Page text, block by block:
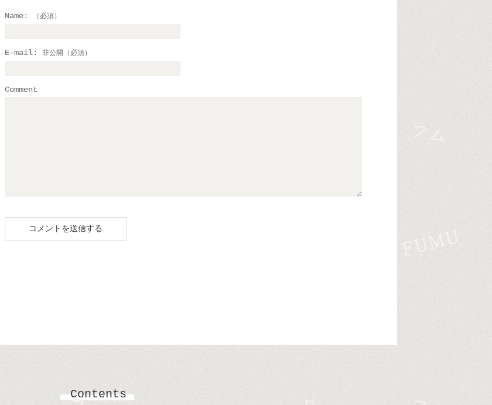
Name: （必須）
E-mail: 非公開（必須）
Comment
Contents